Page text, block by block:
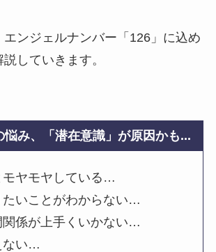
エンジェルナンバー「126」に込め
していきます。
悩み、「潜在意識」が原因かも...
モヤモヤしている…
たいことがわからない…
関係が上手くいかない…
ない…